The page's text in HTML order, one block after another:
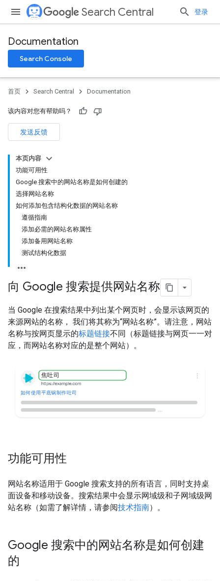
Search Central 登录
Documentation
Search Console
首页 Search Central Documentation
该内容对您有帮助吗？
发送反馈
本页内容
功能可用性
Google 搜索中的网站名称是如何创建的
选择网站名称
如何添加包含结构化数据的网站名称
遵循指南
添加必需的网站名称属性
添加备用网站名称
测试结构化数据
向 Google 搜索提供网站名称
当 Google 在搜索结果中列出某个网页时，会显示该网页的
来源网站的名称， 我们将其称为“网站名称”。请注意，网站
名称与按网页显示的标题链接不同（标题链接与网页一一对
应，而网站名称对应的是整个网站）。
焦吐司
如何使用平底锅制作吐司
功能可用性
网站名称适用于 Google 搜索支持的所有语言，同时支持桌
面设备和移动设备。搜索结果中会显示网域级和子网域级网
站名称（如需了解详情，请参阅技术指南）。
Google 搜索中的网站名称是如何创建
的